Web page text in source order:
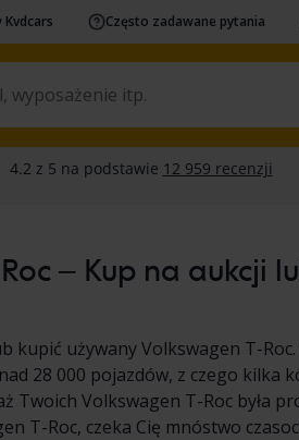
Kvdcars Często zadawane pytania
– Kup na aukcji
kupić używany Volkswagen T-
28 000 pojazdów, z czego kilka
Twoich Volkswagen T-Roc była
T-Roc, czeka Cię mnóstwo